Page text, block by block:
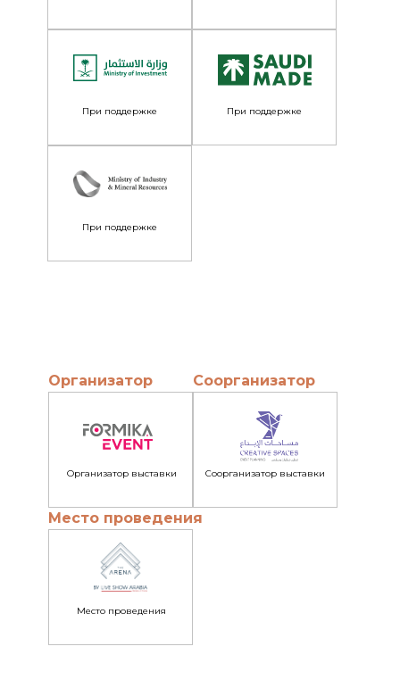
При поддержке При поддержке
При поддержке
Организатор
Организатор выставки
Соорганизатор
Соорганизатор выставки
Место проведения
Место проведения